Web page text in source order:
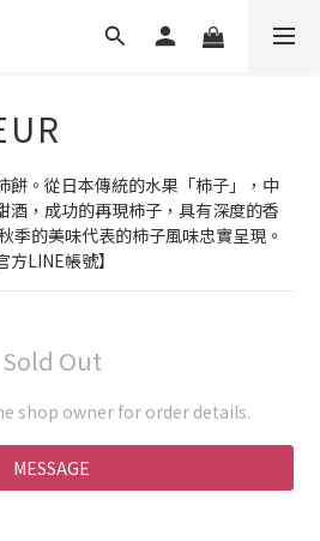
餅。從日本傳統的水果「柿子」，中
酒，成功的再現柿子，具有深度的香
季的美味代表的柿子風味忠實呈現。
LINE帳號】
Sold Out
shop owner for order details.
MESSAGE